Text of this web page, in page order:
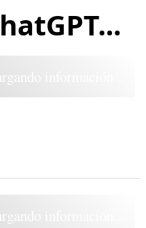
información...
información...